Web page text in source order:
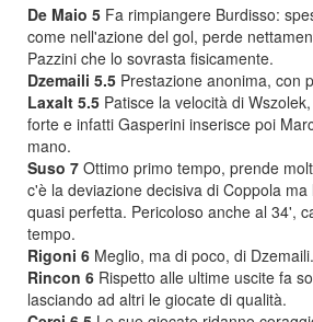
De Maio 5 Fa rimpiangere Burdisso:
come nell'azione del gol, perde
Pazzini che lo sovrasta fisicamente.
Dzemaili 5.5 Prestazione anonima, con
Laxalt 5.5 Patisce la velocità di
forte e infatti Gasperini inserisce poi
mano.
Suso 7 Ottimo primo tempo, prende
c'è la deviazione decisiva di Coppola
quasi perfetta. Pericoloso anche al 34',
tempo.
Rigoni 6 Meglio, ma di poco, di Dzemaili.
Rincon 6 Rispetto alle ultime uscite fa
lasciando ad altri le giocate di qualità.